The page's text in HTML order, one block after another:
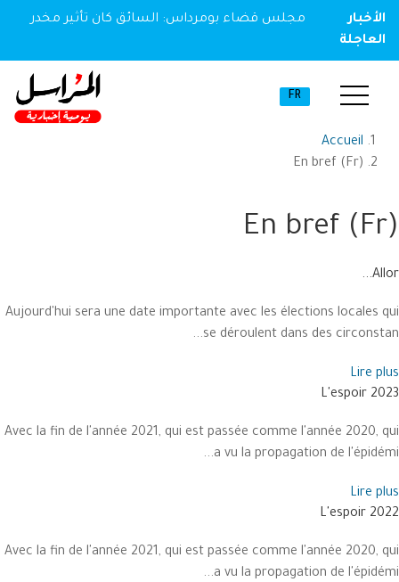
الأخبار
العاجلة
مجلس قضاء بومرداس: السائق كان تأثير مخدر
FR
Accueil
En bref (Fr)
En bref (Fr)
Allor...
Aujourd'hui sera une date importante avec les élections locales qui
se déroulent dans des circonstan...
Lire plus
L'espoir 2023
Avec la fin de l'année 2021, qui est passée comme l'année 2020, qui
a vu la propagation de l'épidémi...
Lire plus
L'espoir 2022
Avec la fin de l'année 2021, qui est passée comme l'année 2020, qui
a vu la propagation de l'épidémi...